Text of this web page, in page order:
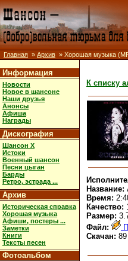
Главная » Архив » Хорошая музыка
Информация
Новости
Новое в шансоне
Наши друзья
Анонсы
Афиша
Награды
Дискография
Шансон X
Истоки
Военный шансон
Песни цыган
Барды
Ретро, эстрада ...
Архив
Историческая справка
Хорошая музыка
Афиши, постеры ...
Заметки
Книги
Тексты песен
Фотоальбом
К списку
Название:
Время:
Качество:
Размер:
Файл:
Скачан: